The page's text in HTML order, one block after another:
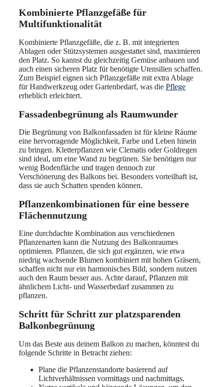
Kombinierte Pflanzgefäße für
Multifunktionalität
Kombinierte Pflanzgefäße, die z. B. mit integrierten
Ablagen oder Stützsystemen ausgestattet sind, maximieren
den Platz. So kannst du gleichzeitig Gemüse anbauen und
auch einen sicheren Platz für benötigte Utensilien schaffen.
Zum Beispiel eignen sich Pflanzgefäße mit extra Ablage
für Handwerkzeug oder Gartenbedarf, was die Pflege
erheblich erleichtert.
Fassadenbegrünung als Raumwunder
Die Begrünung von Balkonfassaden ist für kleine Räume
eine hervorragende Möglichkeit, Farbe und Leben hinein
zu bringen. Kletterpflanzen wie Clematis oder Goldregen
sind ideal, um eine Wand zu begrünen. Sie benötigen nur
wenig Bodenfläche und tragen dennoch zur
Verschönerung des Balkons bei. Besonders vorteilhaft ist,
dass sie auch Schatten spenden können.
Pflanzenkombinationen für eine bessere
Flächennutzung
Eine durchdachte Kombination aus verschiedenen
Pflanzenarten kann die Nutzung des Balkonraumes
optimieren. Pflanzen, die sich gut ergänzen, wie etwa
niedrig wachsende Blumen kombiniert mit hohen Gräsern,
schaffen nicht nur ein harmonisches Bild, sondern nutzen
auch den Raum besser aus. Achte darauf, Pflanzen mit
ähnlichem Licht- und Wasserbedarf zusammen zu
pflanzen.
Schritt für Schritt zur platzsparenden
Balkonbegrünung
Um das Beste aus deinem Balkon zu machen, könntest du
folgende Schritte in Betracht ziehen:
Plane die Pflanzenstandorte basierend auf
Lichtverhältnissen vormittags und nachmittags.